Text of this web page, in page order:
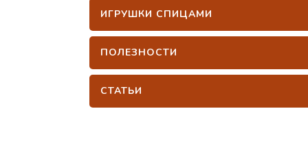
ИГРУШКИ СПИЦАМИ
ПОЛЕЗНОСТИ
СТАТЬИ